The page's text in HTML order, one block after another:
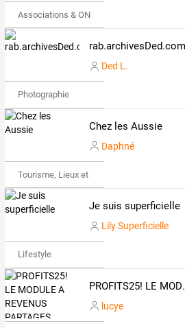
Associations & ONG
rab.archivesDed.com
Ded L.
Photographie
Chez les Aussie
Daphné
Tourisme, Lieux et Événements
Je suis superficielle
Lily Superficielle
Lifestyle
PROFITS25!
lucye